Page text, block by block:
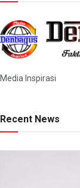
Media Inspirasi
Recent News